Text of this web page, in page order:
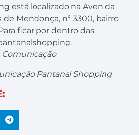
está localizado na Avenida
Mendonça, nº 3300, bairro
ficar por dentro das
Comunicação
Pantanal Shopping